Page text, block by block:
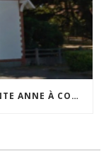
ANNULATION DE LA FÊTE DE LA SAINTE ANNE À COMBERGE